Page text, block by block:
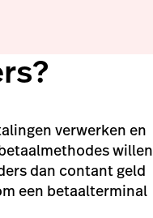
verwerken en
willen
dan contant geld
een betaalterminal